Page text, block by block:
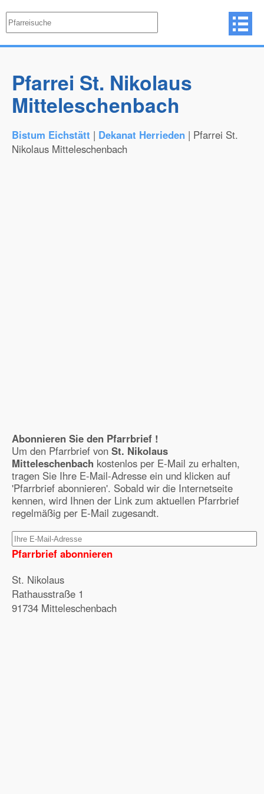
Pfarrei St. Nikolaus
Mitteleschenbach
Bistum Eichstätt | Dekanat Herrieden | Pfarrei St.
Nikolaus Mitteleschenbach
Abonnieren Sie den Pfarrbrief !
Um den Pfarrbrief von St. Nikolaus
Mitteleschenbach kostenlos per E-Mail zu erhalten,
tragen Sie Ihre E-Mail-Adresse ein und klicken auf
'Pfarrbrief abonnieren'. Sobald wir die Internetseite
kennen, wird Ihnen der Link zum aktuellen Pfarrbrief
regelmäßig per E-Mail zugesandt.
Pfarrbrief abonnieren
St. Nikolaus
Rathausstraße 1
91734 Mitteleschenbach